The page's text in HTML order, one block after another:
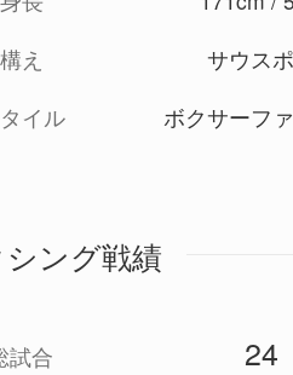
構え
サウス
イル ボクサーフ
ング戦績
試合
24